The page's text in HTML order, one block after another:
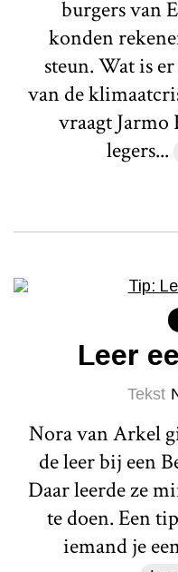
burgers van
konden
steun. Wat is
van de
vraagt Jarmo
legers...
Leer
Tekst
Nora van Arkel
de leer bij een
Daar leerde ze
te doen. Een
iemand je